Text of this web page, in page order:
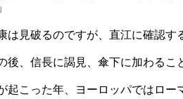
は見破るのですが、直江に確認
後、信長に謁見、傘下に加わるこ
起こった年、ヨーロッパではロー